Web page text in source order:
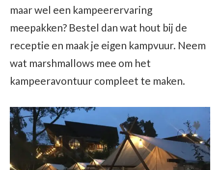
maar wel een kampeerervaring
meepakken? Bestel dan wat hout bij de
receptie en maak je eigen kampvuur. Neem
wat marshmallows mee om het
kampeeravontuur compleet te maken.